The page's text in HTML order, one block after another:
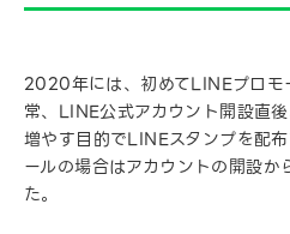
2020年には、初めてLINEプロモ
常、LINE公式アカウント開設直
増やす目的でLINEスタンプを配
ールの場合はアカウントの開設か
た。